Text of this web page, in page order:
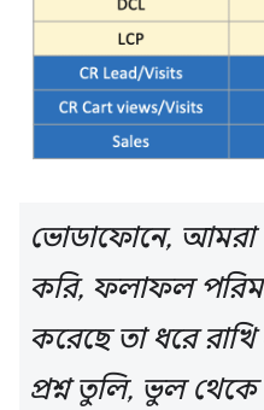
ভোডাফোনে, আমরা
করি, ফলাফল
করেছে তা ধরে
প্রশ্ন তুলি, ভুল থেকে